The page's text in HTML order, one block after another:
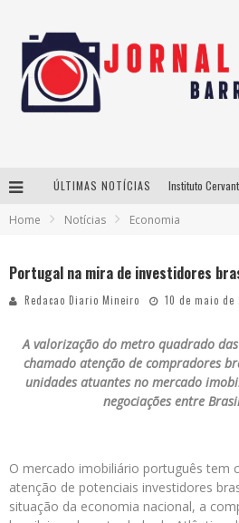
ÚLTIMAS NOTÍCIAS
Home Notícias Economia
Portugal na mira de investidores
Redacao Diario Mineiro 10 de maio de
A valorização do metro quadrado
chamado atenção de compradores
unidades atuantes no mercado
negociações entre
O mercado imobiliário português tem
atenção de potenciais investidores
situação da economia nacional, a